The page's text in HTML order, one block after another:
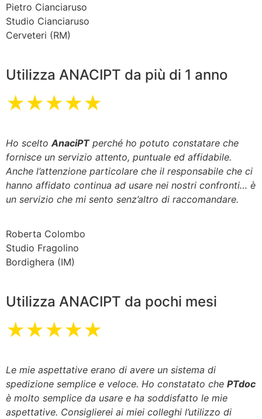
Pietro Cianciaruso
Studio Cianciaruso
Cerveteri (RM)
Utilizza ANACIPT da più di 1 anno
★★★★★
Ho sceltoAnaciPTperché ho potuto constatare che
fornisce un servizio attento, puntuale ed affidabile.
Anche l’attenzione particolare che il responsabile che ci
hanno affidato continua ad usare nei nostri confronti… è
un servizio che mi sento senz’altro di raccomandare.
Roberta Colombo
Studio Fragolino
Bordighera (IM)
Utilizza ANACIPT da pochi mesi
★★★★★
Le mie aspettative erano di avere un sistema di
spedizione semplice e veloce. Ho constatato che PTdoc
è molto semplice da usare e ha soddisfatto le mie
aspettative. Consiglierei ai miei colleghi l’utilizzo di